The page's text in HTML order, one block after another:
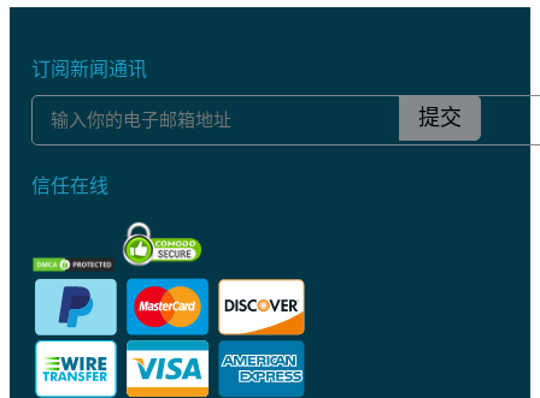
订阅新闻通讯
提交
信任在线